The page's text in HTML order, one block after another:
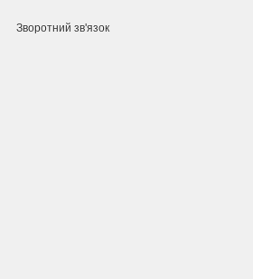
Зворотний зв'язок